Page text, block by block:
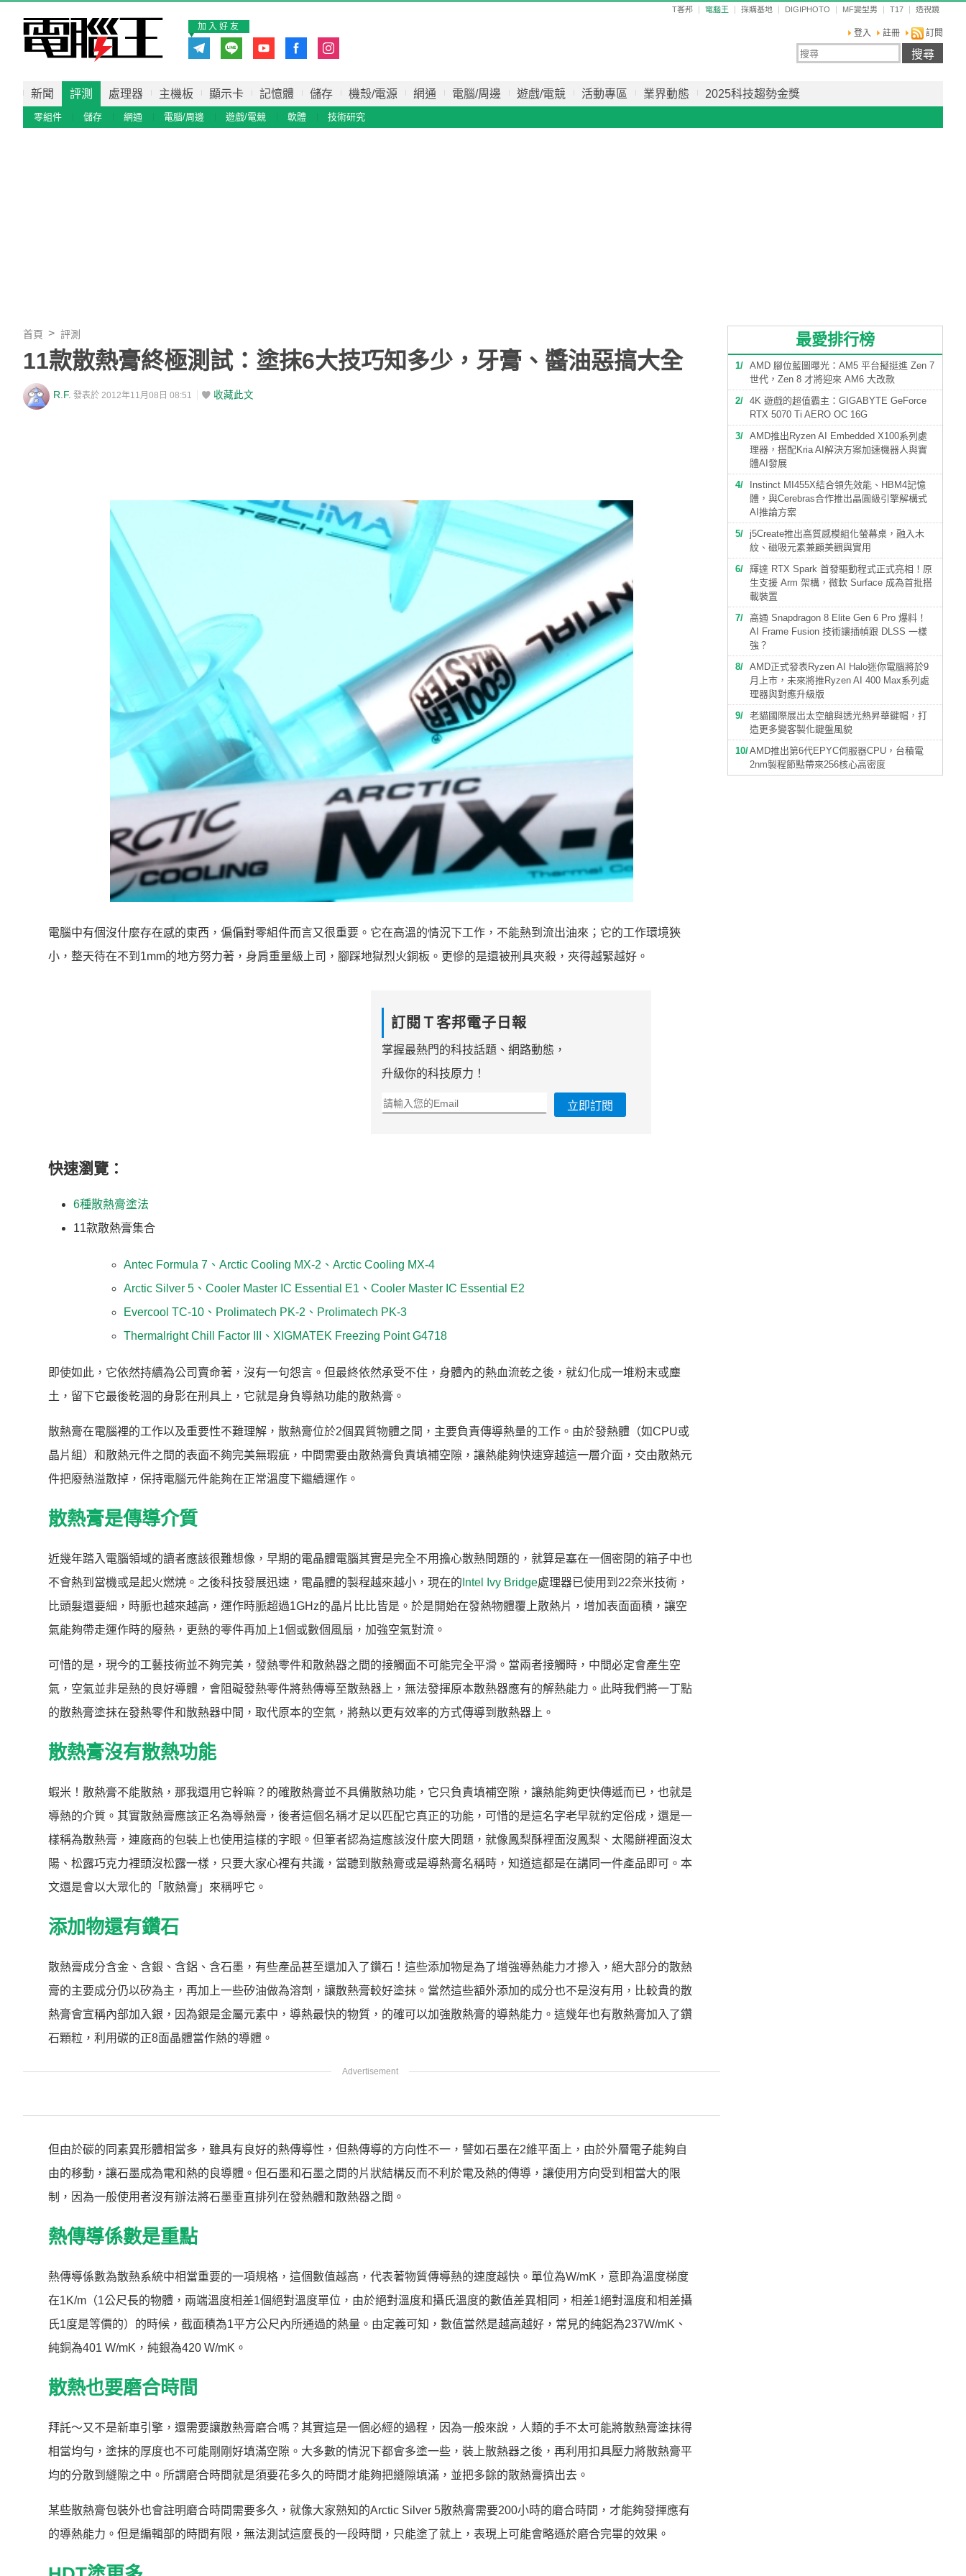
T客邦 電腦王 採購基地 DIGIPHOTO MF變型男 T17 透視鏡
登入 註冊 訂閱
加入好友
新聞 評測 處理器 主機板 顯示卡 記憶體 儲存 機殼/電源 網通 電腦/周邊 遊戲/電競 活動專區 業界動態 2025科技趨勢金獎
零組件 儲存 網通 電腦/周邊 遊戲/電競 軟體 技術研究
首頁 評測
11款散熱膏終極測試：塗抹6大技巧知多少，牙膏、醬油惡搞大全
R.F. 發表於 2012年11月08日 08:51 收藏此文
電腦中有個沒什麼存在感的東西，偏偏對零組件而言又很重要。它在高溫的情況下工作，不能熱到流出油來；它的工作環境狹
小，整天待在不到1mm的地方努力著，身肩重量級上司，腳踩地獄烈火銅板。更慘的是還被刑具夾殺，夾得越緊越好。
訂閱Ｔ客邦電子日報
掌握最熱門的科技話題、網路動態，
升級你的科技原力！
立即訂閱
快速瀏覽：
6種散熱膏塗法
11款散熱膏集合
Antec Formula 7、Arctic Cooling MX-2、Arctic Cooling MX-4
Arctic Silver 5、Cooler Master IC Essential E1、Cooler Master IC Essential E2
Evercool TC-10、Prolimatech PK-2、Prolimatech PK-3
Thermalright Chill Factor III、XIGMATEK Freezing Point G4718
即使如此，它依然持續為公司賣命著，沒有一句怨言。但最終依然承受不住，身體內的熱血流乾之後，就幻化成一堆粉末或塵
土，留下它最後乾涸的身影在刑具上，它就是身負導熱功能的散熱膏。
散熱膏在電腦裡的工作以及重要性不難理解，散熱膏位於2個異質物體之間，主要負責傳導熱量的工作。由於發熱體（如CPU或
晶片組）和散熱元件之間的表面不夠完美無瑕疵，中間需要由散熱膏負責填補空隙，讓熱能夠快速穿越這一層介面，交由散熱元
件把廢熱溢散掉，保持電腦元件能夠在正常溫度下繼續運作。
散熱膏是傳導介質
近幾年踏入電腦領域的讀者應該很難想像，早期的電晶體電腦其實是完全不用擔心散熱問題的，就算是塞在一個密閉的箱子中也
不會熱到當機或是起火燃燒。之後科技發展迅速，電晶體的製程越來越小，現在的 Intel Ivy Bridge處理器已使用到22奈米技術，
比頭髮還要細，時脈也越來越高，運作時脈超過1GHz的晶片比比皆是。於是開始在發熱物體覆上散熱片，增加表面面積，讓空
氣能夠帶走運作時的廢熱，更熱的零件再加上1個或數個風扇，加強空氣對流。
可惜的是，現今的工藝技術並不夠完美，發熱零件和散熱器之間的接觸面不可能完全平滑。當兩者接觸時，中間必定會產生空
氣，空氣並非是熱的良好導體，會阻礙發熱零件將熱傳導至散熱器上，無法發揮原本散熱器應有的解熱能力。此時我們將一丁點
的散熱膏塗抹在發熱零件和散熱器中間，取代原本的空氣，將熱以更有效率的方式傳導到散熱器上。
散熱膏沒有散熱功能
蝦米！散熱膏不能散熱，那我還用它幹嘛？的確散熱膏並不具備散熱功能，它只負責填補空隙，讓熱能夠更快傳遞而已，也就是
導熱的介質。其實散熱膏應該正名為導熱膏，後者這個名稱才足以匹配它真正的功能，可惜的是這名字老早就約定俗成，還是一
樣稱為散熱膏，連廠商的包裝上也使用這樣的字眼。但筆者認為這應該沒什麼大問題，就像鳳梨酥裡面沒鳳梨、太陽餅裡面沒太
陽、松露巧克力裡頭沒松露一樣，只要大家心裡有共識，當聽到散熱膏或是導熱膏名稱時，知道這都是在講同一件產品即可。本
文還是會以大眾化的「散熱膏」來稱呼它。
添加物還有鑽石
散熱膏成分含金、含銀、含鋁、含石墨，有些產品甚至還加入了鑽石！這些添加物是為了增強導熱能力才摻入，絕大部分的散熱
膏的主要成分仍以矽為主，再加上一些矽油做為溶劑，讓散熱膏較好塗抹。當然這些額外添加的成分也不是沒有用，比較貴的散
熱膏會宣稱內部加入銀，因為銀是金屬元素中，導熱最快的物質，的確可以加強散熱膏的導熱能力。這幾年也有散熱膏加入了鑽
石顆粒，利用碳的正8面晶體當作熱的導體。
但由於碳的同素異形體相當多，雖具有良好的熱傳導性，但熱傳導的方向性不一，譬如石墨在2維平面上，由於外層電子能夠自
由的移動，讓石墨成為電和熱的良導體。但石墨和石墨之間的片狀結構反而不利於電及熱的傳導，讓使用方向受到相當大的限
制，因為一般使用者沒有辦法將石墨垂直排列在發熱體和散熱器之間。
熱傳導係數是重點
熱傳導係數為散熱系統中相當重要的一項規格，這個數值越高，代表著物質傳導熱的速度越快。單位為W/mK，意即為溫度梯度
在1K/m（1公尺長的物體，兩端溫度相差1個絕對溫度單位，由於絕對溫度和攝氏溫度的數值差異相同，相差1絕對溫度和相差攝
氏1度是等價的）的時候，截面積為1平方公尺內所通過的熱量。由定義可知，數值當然是越高越好，常見的純鋁為237W/mK、
純銅為401 W/mK，純銀為420 W/mK。
散熱也要磨合時間
拜託～又不是新車引擎，還需要讓散熱膏磨合嗎？其實這是一個必經的過程，因為一般來說，人類的手不太可能將散熱膏塗抹得
相當均勻，塗抹的厚度也不可能剛剛好填滿空隙。大多數的情況下都會多塗一些，裝上散熱器之後，再利用扣具壓力將散熱膏平
均的分散到縫隙之中。所謂磨合時間就是須要花多久的時間才能夠把縫隙填滿，並把多餘的散熱膏擠出去。
某些散熱膏包裝外也會註明磨合時間需要多久，就像大家熟知的Arctic Silver 5散熱膏需要200小時的磨合時間，才能夠發揮應有
的導熱能力。但是編輯部的時間有限，無法測試這麼長的一段時間，只能塗了就上，表現上可能會略遜於磨合完畢的效果。
最愛排行榜
1
AMD 腳位藍圖曝光：AM5 平台擬挺進 Zen 7
世代，Zen 8 才將迎來 AM6 大改款
2
4K 遊戲的超值霸主：GIGABYTE GeForce
RTX 5070 Ti AERO OC 16G
3
AMD推出Ryzen AI Embedded X100系列處
理器，搭配Kria AI解決方案加速機器人與實
體AI發展
4
Instinct MI455X結合領先效能、HBM4記憶
體，與Cerebras合作推出晶圓級引擎解構式
AI推論方案
5
j5Create推出高質感模組化螢幕桌，融入木
紋、磁吸元素兼顧美觀與實用
6
輝達 RTX Spark 首發驅動程式正式亮相！原
生支援 Arm 架構，微軟 Surface 成為首批搭
載裝置
7
高通 Snapdragon 8 Elite Gen 6 Pro 爆料！
AI Frame Fusion 技術讓插幀跟 DLSS 一樣
強？
8
AMD正式發表Ryzen AI Halo迷你電腦將於9
月上市，未來將推Ryzen AI 400 Max系列處
理器與對應升級版
9
老貓國際展出太空艙與透光熱昇華鍵帽，打
造更多變客製化鍵盤風貌
10 AMD推出第6代EPYC伺服器CPU，台積電
2nm製程節點帶來256核心高密度